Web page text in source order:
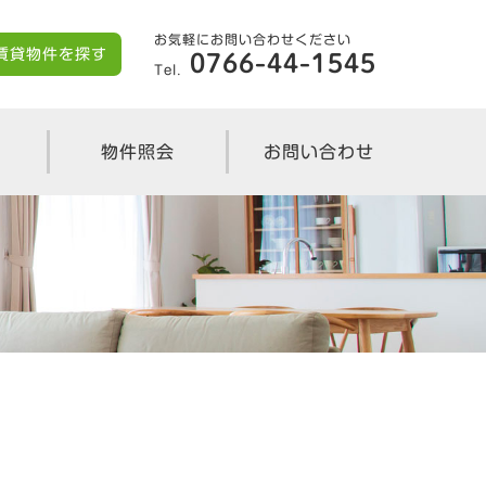
貸物件を探す
お気軽にお問い合わせください
Tel. 0766-44-1545
物件照会 お問い合わせ